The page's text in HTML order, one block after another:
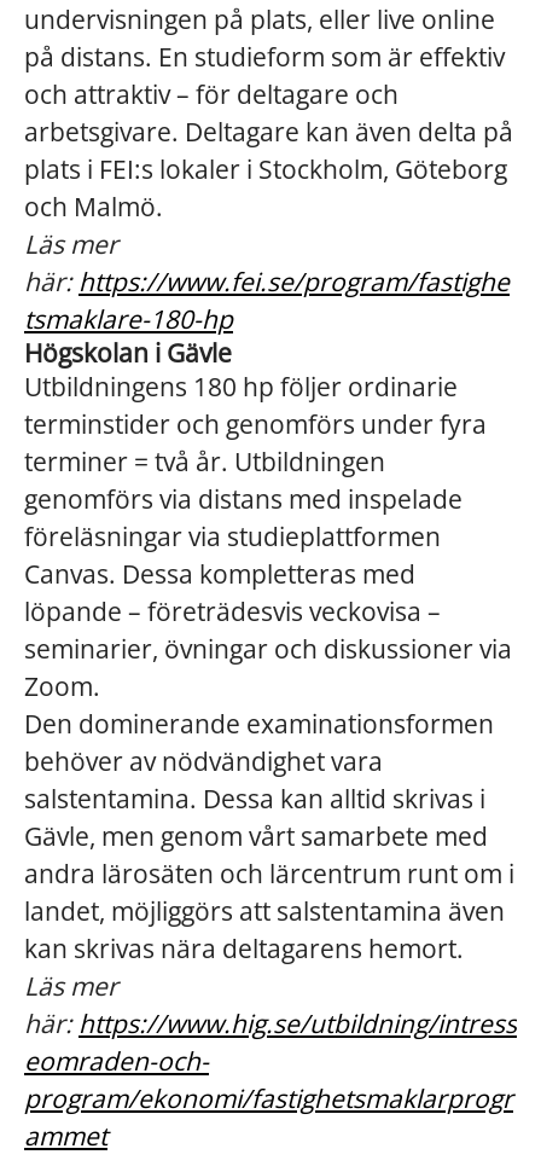
undervisningen på plats, eller live online
på distans. En studieform som är effektiv
och attraktiv – för deltagare och
arbetsgivare. Deltagare kan även delta på
plats i FEI:s lokaler i Stockholm, Göteborg
och Malmö.
Läs mer
här: https://www.fei.se/program/fastighe
tsmaklare-180-hp
Högskolan i Gävle
Utbildningens 180 hp följer ordinarie
terminstider och genomförs under fyra
terminer = två år. Utbildningen
genomförs via distans med inspelade
föreläsningar via studieplattformen
Canvas. Dessa kompletteras med
löpande – företrädesvis veckovisa –
seminarier, övningar och diskussioner via
Zoom.
Den dominerande examinationsformen
behöver av nödvändighet vara
salstentamina. Dessa kan alltid skrivas i
Gävle, men genom vårt samarbete med
andra lärosäten och lärcentrum runt om i
landet, möjliggörs att salstentamina även
kan skrivas nära deltagarens hemort.
Läs mer
här: https://www.hig.se/utbildning/intress
eomraden-och-
program/ekonomi/fastighetsmaklarprogr
ammet